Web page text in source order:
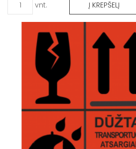
vnt. Į KREPŠELĮ